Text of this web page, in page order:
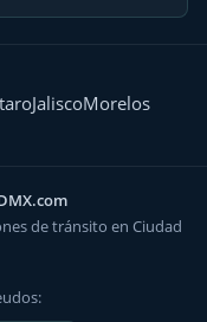
JaliscoMorelos
de tránsito en Ciudad